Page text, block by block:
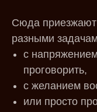
Сюда приезжают
разными
с
проговорить,
с желанием
или просто